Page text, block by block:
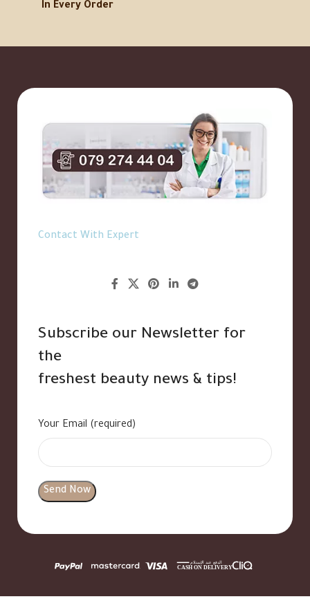
In Every Order
Contact With Expert
Subscribe our Newsletter for
the
freshest beauty news & tips!
Your Email (required)